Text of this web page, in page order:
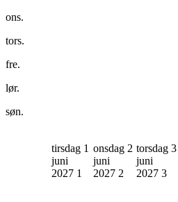
ons.
tors.
fre.
lør.
søn.
tirsdag 1
juni
2027 1
onsdag 2
juni
2027 2
torsdag 3
juni
2027 3